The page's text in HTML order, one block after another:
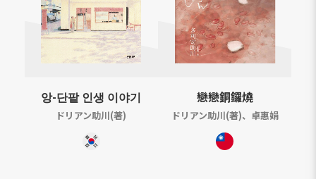
앙-단팥 인생 이야기
ドリアン助川(著)
戀戀銅鑼燒
ドリアン助川(著)、卓惠娟